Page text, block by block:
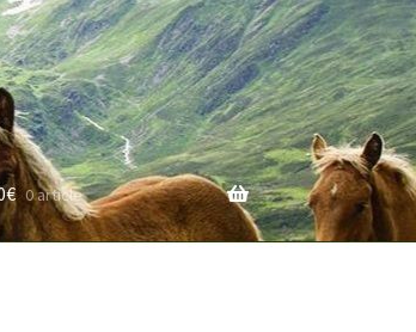
€ 0 article